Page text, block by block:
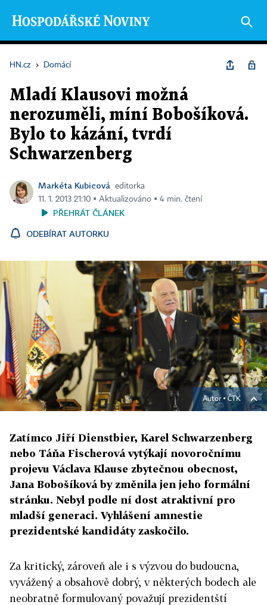
HN.cz › Domácí
Mladí Klausovi možná
nerozuměli, míní Bobošíková.
Bylo to kázání, tvrdí
Schwarzenberg
Markéta Kubicová
editorka
11. 1. 2013 21:10 ▪ Aktualizováno ▪ 4 min. čtení
PŘEHRÁT ČLÁNEK
ODEBÍRAT AUTORKU
Autor ▪ ČTK
Zatímco Jiří Dienstbier, Karel Schwarzenberg
nebo Táňa Fischerová vytýkají novoročnímu
projevu Václava Klause zbytečnou obecnost,
Jana Bobošíková by změnila jen jeho formální
stránku. Nebyl podle ní dost atraktivní pro
mladší generaci. Vyhlášení amnestie
prezidentské kandidáty zaskočilo.
Za kritický, zároveň ale i s výzvou do budoucna,
vyvážený a obsahově dobrý, v některých bodech ale
neobratně formulovaný považují prezidentští